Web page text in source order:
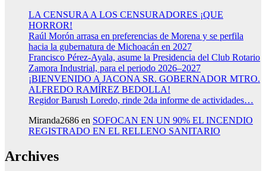
LA CENSURA A LOS CENSURADORES ¡QUE
HORROR!
Raúl Morón arrasa en preferencias de Morena y se perfila
hacia la gubernatura de Michoacán en 2027
Francisco Pérez-Ayala, asume la Presidencia del Club Rotario
Zamora Industrial, para el periodo 2026–2027
¡BIENVENIDO A JACONA SR. GOBERNADOR MTRO.
ALFREDO RAMÍREZ BEDOLLA!
Regidor Barush Loredo, rinde 2da informe de actividades…
Miranda2686 en SOFOCAN EN UN 90% EL INCENDIO
REGISTRADO EN EL RELLENO SANITARIO
Archives